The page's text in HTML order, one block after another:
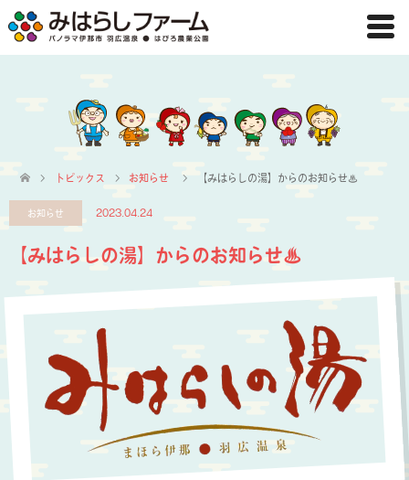
トピックス お知らせ 【みはらしの湯】からのお知らせ♨
お知らせ 2023.04.24
【みはらしの湯】からのお知らせ♨